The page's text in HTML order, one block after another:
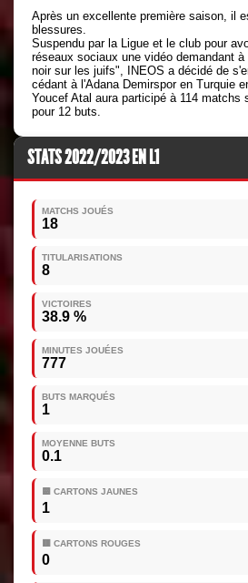
Après un excellente première saison, il
blessures.
Suspendu par la Ligue et le club pour
réseaux sociaux une vidéo demandant à
noir sur les juifs", INEOS a décidé de
cédant à l'Adana Demirspor en Turquie
Youcef Atal aura participé à 114 matchs
pour 12 buts.
STATS 2022/2023 EN L1
MATCHS JOUÉS
18
TITULARISATIONS
8
VICTOIRES
38.9 %
MINUTES JOUÉES
777
BUTS MARQUÉS
1
MOYENNE BUTS
0.1
🟨 CARTONS JAUNES
1
🟥 CARTONS ROUGES
0